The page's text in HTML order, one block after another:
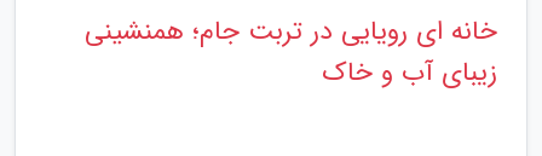
خانه ای رویایی در تربت جام؛ همنشینی
زیبای آب و خاک